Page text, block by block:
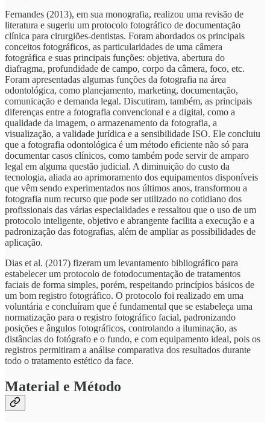
Fernandes (2013), em sua monografia, realizou uma revisão de
literatura e sugeriu um protocolo fotográfico de documentação
clínica para cirurgiões-dentistas. Foram abordados os principais
conceitos fotográficos, as particularidades de uma câmera
fotográfica e suas principais funções: objetiva, abertura do
diafragma, profundidade de campo, corpo da câmera, foco, etc.
Foram apresentadas algumas funções da fotografia na área
odontológica, como planejamento, marketing, documentação,
comunicação e demanda legal. Discutiram, também, as principais
diferenças entre a fotografia convencional e a digital, como a
qualidade da imagem, o armazenamento da fotografia, a
visualização, a validade jurídica e a sensibilidade ISO. Ele concluiu
que a fotografia odontológica é um método eficiente não só para
documentar casos clínicos, como também pode servir de amparo
legal em alguma questão judicial. A diminuição do custo da
tecnologia, aliada ao aprimoramento dos equipamentos disponíveis
que vêm sendo experimentados nos últimos anos, transformou a
fotografia num recurso que pode ser utilizado no cotidiano dos
profissionais das várias especialidades e ressaltou que o uso de um
protocolo inteligente, objetivo e abrangente facilita a execução e a
padronização das fotografias, além de ampliar as possibilidades de
aplicação.
Dias et al. (2017) fizeram um levantamento bibliográfico para
estabelecer um protocolo de fotodocumentação de tratamentos
faciais de forma simples, porém, respeitando princípios básicos de
um bom registro fotográfico. O protocolo foi realizado em uma
voluntária e concluíram que é fundamental que se estabeleça uma
normatização para o registro fotográfico facial, padronizando
posições e ângulos fotográficos, controlando a iluminação, as
distâncias do fotógrafo e o fundo, e com equipamento ideal, pois os
registros permitiram a análise comparativa dos resultados durante
todo o tratamento estético da face.
Material e Método